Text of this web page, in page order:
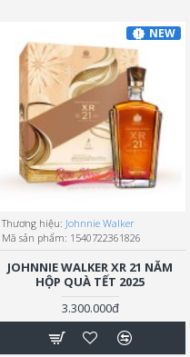
NEW
Thương hiệu: Johnnie Walker
Mã sản phẩm: 1540722361826
JOHNNIE WALKER XR 21 NĂM
HỘP QUÀ TẾT 2025
3.300.000đ